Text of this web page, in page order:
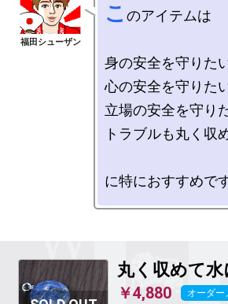
こ のアイテムは
身の安全を守りた
心の安全を守りた
立場の安全を守り
トラブルも丸く収
丸く収めて水
￥4,880 オーダー